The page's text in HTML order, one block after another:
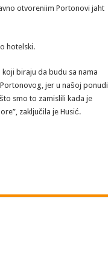
otvoreniim Portonovi jaht
hotelski.
biraju da budu sa nama
jer u našoj ponudi
smo to zamislili kada je
zaključila je Husić.